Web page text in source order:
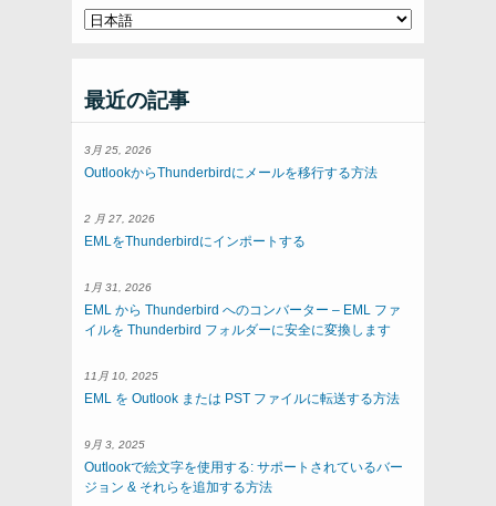
最近の記事
3月 25, 2026
OutlookからThunderbirdにメールを移行する方法
2 月 27, 2026
EMLをThunderbirdにインポートする
1月 31, 2026
EML から Thunderbird へのコンバーター – EML ファ
イルを Thunderbird フォルダーに安全に変換します
11月 10, 2025
EML を Outlook または PST ファイルに転送する方法
9月 3, 2025
Outlookで絵文字を使用する: サポートされているバー
ジョン & それらを追加する方法